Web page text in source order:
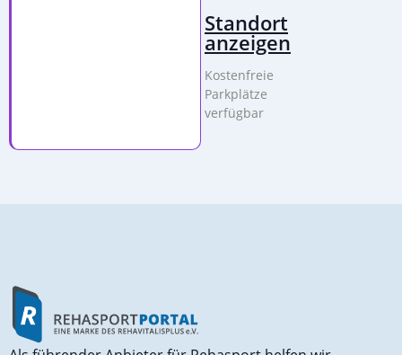
Standort
anzeigen
Kostenfreie
Parkplätze
verfügbar